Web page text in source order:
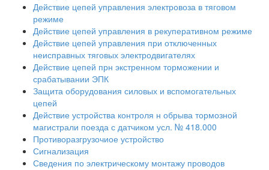
Действие цепей управления электровоза в тяговом
режиме
Действие цепей управления в рекуперативном режиме
Действие цепей управления при отключенных
неисправных тяговых электродвигателях
Действие цепей прн экстренном торможении и
срабатывании ЭПК
Защита оборудования силовых и вспомогательных
цепей
Действие устройства контроля н обрыва тормозной
магистрали поезда с датчиком усл. № 418.000
Противоразгрузочиое устройство
Сигнализация
Сведения по электрическому монтажу проводов